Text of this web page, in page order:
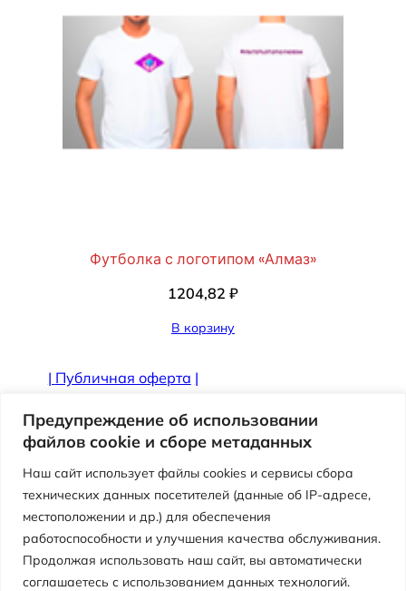
Предупреждение об использовании
файлов cookie и сборе метаданных
Наш сайт использует файлы cookies и сервисы сбора
технических данных посетителей (данные об IP-адресе,
местоположении и др.) для обеспечения
работоспособности и улучшения качества обслуживания.
Продолжая использовать наш сайт, вы автоматически
соглашаетесь с использованием данных технологий.
Футболка с логотипом «Алмаз»
1204,82 ₽
В корзину
| Публичная оферта |
Противодействие коррупции